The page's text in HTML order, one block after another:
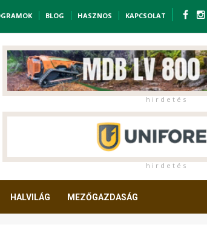
BLOG HASZNOS KAPCSOLAT
h i r d e t é s
h i r d e t é s
HALVILÁG MEZŐGAZDASÁG